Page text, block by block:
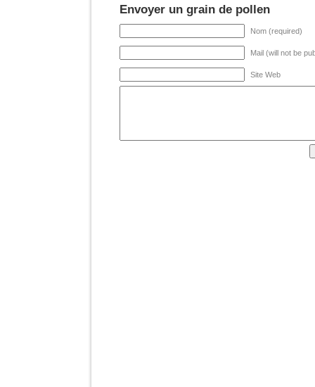
Envoyer un grain de pollen
Nom (required)
Mail (will not be
Site Web